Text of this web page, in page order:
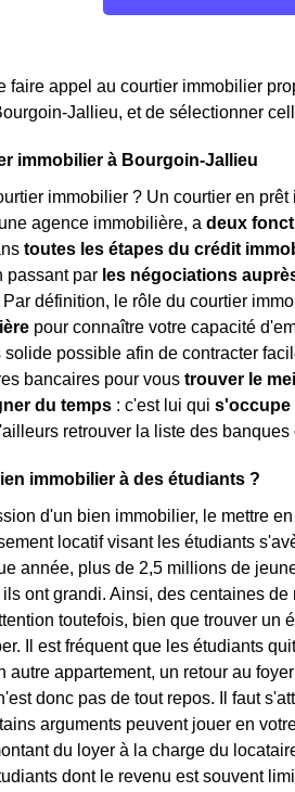
faire appel au courtier immobilier
Jallieu, et de sélectionner
immobilier à Bourgoin-Jallieu
immobilier ? Un courtier en
agence immobilière, a deux
toutes les étapes du crédit
passant par les négociations
définition, le rôle du courtier
pour connaître votre capacité
possible afin de contracter
bancaires pour vous trouver le
du temps : c'est lui qui s'occupe
retrouver la liste des
immobilier à des étudiants ?
d'un bien immobilier, le mettre
locatif visant les étudiants
année, plus de 2,5 millions de
ont grandi. Ainsi, des centaines
toutefois, bien que trouver
Il est fréquent que les étudiants
autre appartement, un retour au
donc pas de tout repos. Il faut
arguments peuvent jouer en
du loyer à la charge du
dont le revenu est souvent